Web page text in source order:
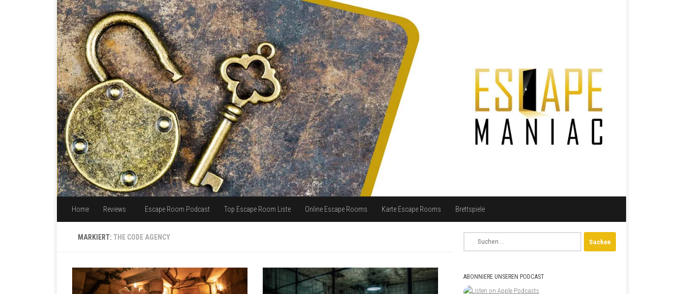
Unter dem Inhalt
Home Reviews Escape Room Podcast Top Escape Room Liste Online Escape Rooms Karte Escape Rooms Brettspiele
MARKIERT: THE CODE AGENCY
ABONNIERE UNSEREN PODCAST